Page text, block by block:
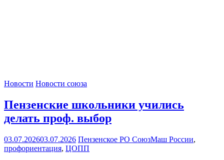
Новости Новости союза
Пензенские школьники учились
делать проф. выбор
03.07.202603.07.2026 Пензенское РО СоюзМаш России,
профориентация, ЦОПП